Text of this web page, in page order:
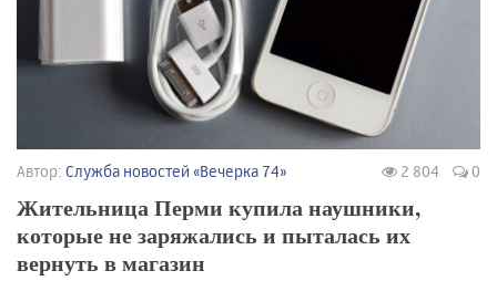
Автор: Служба новостей «Вечерка 74» 2 804 0
Жительница Перми купила наушники,
которые не заряжались и пыталась их
вернуть в магазин